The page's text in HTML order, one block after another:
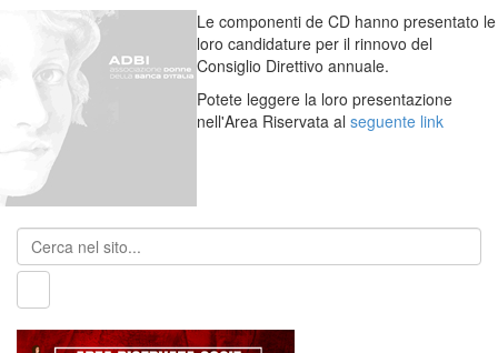
Le componenti de CD hanno presentato le
loro candidature per il rinnovo del
Consiglio Direttivo annuale.
Potete leggere la loro presentazione
nell'Area Riservata al seguente link